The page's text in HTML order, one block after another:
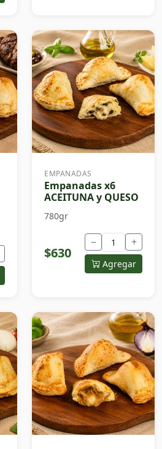
EMPANADAS
Empanadas x6
ACEITUNA y QUESO
780gr
$630
− +
Agregar